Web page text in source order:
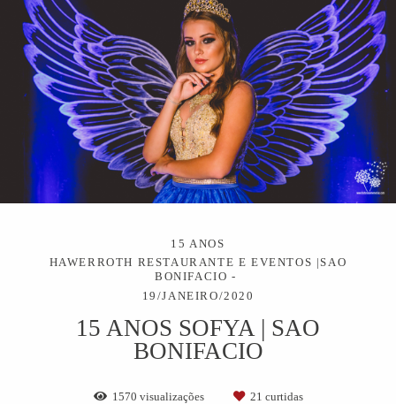
15 ANOS
HAWERROTH RESTAURANTE E EVENTOS |SAO
BONIFACIO
19/JANEIRO/2020
15 ANOS SOFYA | SAO
BONIFACIO
1570 visualizações 21 curtidas